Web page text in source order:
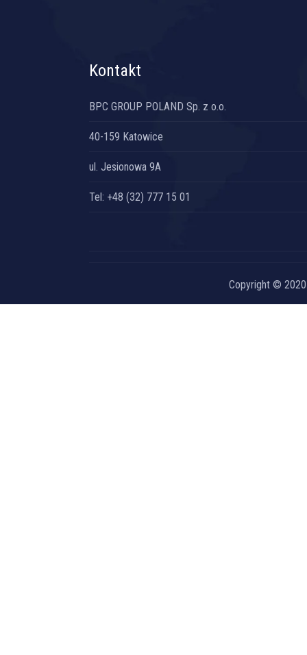
Kontakt
BPC GROUP POLAND Sp. z o.o.
40-159 Katowice
ul. Jesionowa 9A
Tel: +48 (32) 777 15 01
Copyright © 2020